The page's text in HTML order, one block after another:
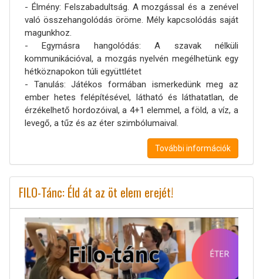
- Élmény: Felszabadultság. A mozgással és a zenével
való összehangolódás öröme. Mély kapcsolódás saját
magunkhoz.
- Egymásra hangolódás: A szavak nélküli
kommunikációval, a mozgás nyelvén megélhetünk egy
hétköznapokon túli együttlétet
- Tanulás: Játékos formában ismerkedünk meg az
ember hetes felépítésével, látható és láthatatlan, de
érzékelhető hordozóival, a 4+1 elemmel, a föld, a víz, a
levegő, a tűz és az éter szimbólumaival.
További információk
FILO-Tánc: Éld át az öt elem erejét!